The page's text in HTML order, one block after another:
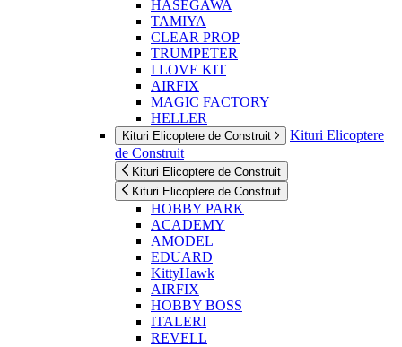
HASEGAWA
TAMIYA
CLEAR PROP
TRUMPETER
I LOVE KIT
AIRFIX
MAGIC FACTORY
HELLER
Kituri Elicoptere de Construit
Kituri Elicoptere
de Construit
Kituri Elicoptere de Construit
Kituri Elicoptere de Construit
HOBBY PARK
ACADEMY
AMODEL
EDUARD
KittyHawk
AIRFIX
HOBBY BOSS
ITALERI
REVELL